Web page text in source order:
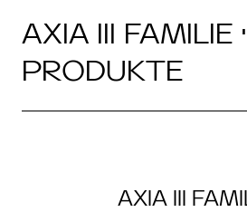
AXIA III FAMILIE
PRODUKTE
AXIA III